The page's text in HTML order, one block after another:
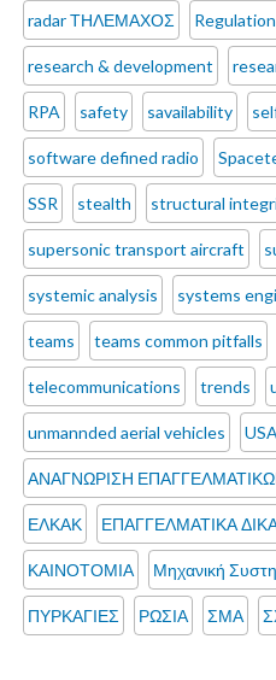
radar ΤΗΛΕΜΑΧΟΣ
research & development
RPA safety savailability
software defined radio
SSR stealth structural
supersonic transport aircraft
systemic analysis systems
teams teams common pitfalls
telecommunications trends
unmannded aerial vehicles
ΑΝΑΓΝΩΡΙΣΗ
ΕΛΚΑΚ ΕΠΑΓΓΕΛΜΑΤΙΚΑ
ΚΑΙΝΟΤΟΜΙΑ Μηχανική
ΠΥΡΚΑΓΙΕΣ ΡΩΣΙΑ ΣΜΑ